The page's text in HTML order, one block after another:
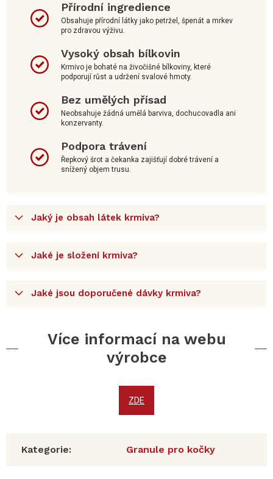
Přírodní ingredience
Obsahuje přírodní látky jako petržel, špenát a mrkev
pro zdravou výživu.
Vysoký obsah bílkovin
Krmivo je bohaté na živočišné bílkoviny, které
podporují růst a udržení svalové hmoty.
Bez umělých přísad
Neobsahuje žádná umělá barviva, dochucovadla ani
konzervanty.
Podpora trávení
Řepkový šrot a čekanka zajišťují dobré trávení a
snížený objem trusu.
Jaký je obsah látek krmiva?
Jaké je složení krmiva?
Jaké jsou doporučené dávky krmiva?
Více informací na webu
výrobce
ZDE
Kategorie: Granule pro kočky